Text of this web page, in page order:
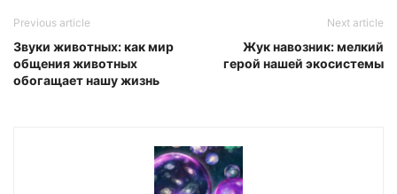
Previous article
Звуки животных: как мир
общения животных
обогащает нашу жизнь
Next article
Жук навозник: мелкий
герой нашей экосистемы